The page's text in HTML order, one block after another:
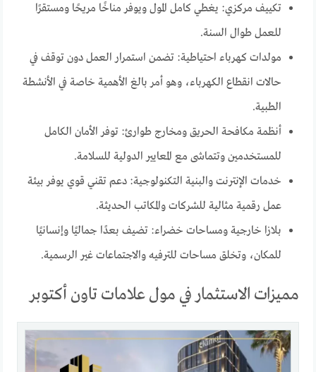
تكييف مركزي: يغطي كامل المول ويوفر مناخًا مريحًا ومستقرًا
للعمل طوال السنة.
مولدات كهرباء احتياطية: تضمن استمرار العمل دون توقف في
حالات انقطاع الكهرباء، وهو أمر بالغ الأهمية خاصة في الأنشطة
الطبية.
أنظمة مكافحة الحريق ومخارج طوارئ: توفر الأمان الكامل
للمستخدمين وتتماشى مع المعايير الدولية للسلامة.
خدمات الإنترنت والبنية التكنولوجية: دعم تقني قوي يوفر بيئة
عمل رقمية مثالية للشركات والمكاتب الحديثة.
بلازا خارجية ومساحات خضراء: تضيف بعدًا جماليًا وإنسانيًا
للمكان، وتخلق مساحات للترفيه والاجتماعات غير الرسمية.
مميزات الاستثمار في مول علامات تاون أكتوبر